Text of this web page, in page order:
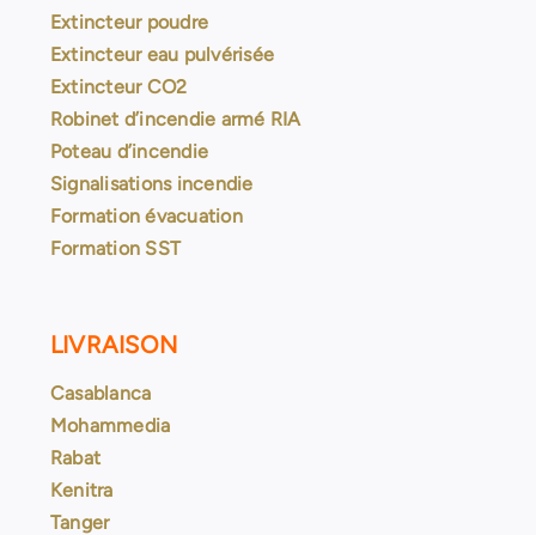
Extincteur poudre
Extincteur eau pulvérisée
Extincteur CO2
Robinet d’incendie armé RIA
Poteau d’incendie
Signalisations incendie
Formation évacuation
Formation SST
LIVRAISON
Casablanca
Mohammedia
Rabat
Kenitra
Tanger